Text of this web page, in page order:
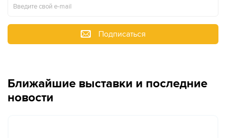
Подписаться
Ближайшие выставки и последние
новости